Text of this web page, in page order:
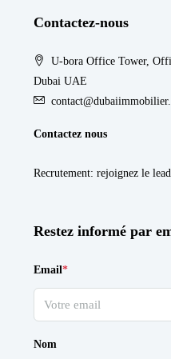
Contactez-nous
U-bora Office Tower,
Dubai UAE
Contactez nous
Recrutement: rejoignez le
Restez informé par
Email*
Nom